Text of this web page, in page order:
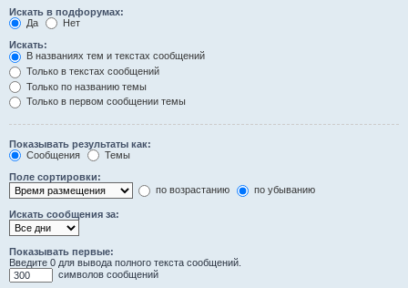
Искать в подфорумах:
Да
Нет
Искать:
В названиях тем и текстах сообщений
Только в текстах сообщений
Только по названию темы
Только в первом сообщении темы
Показывать результаты как:
Сообщения
Темы
Поле сортировки:
по возрастанию
по убыванию
Искать сообщения за:
Показывать первые:
Введите 0 для вывода полного текста сообщений.
символов сообщений